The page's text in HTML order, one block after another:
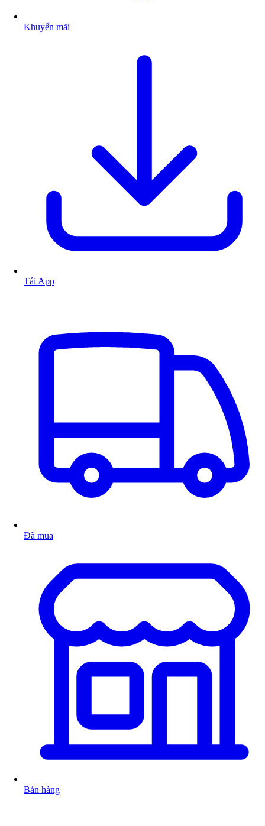
Khuyến mãi
Tải App
Đã mua
Bán hàng